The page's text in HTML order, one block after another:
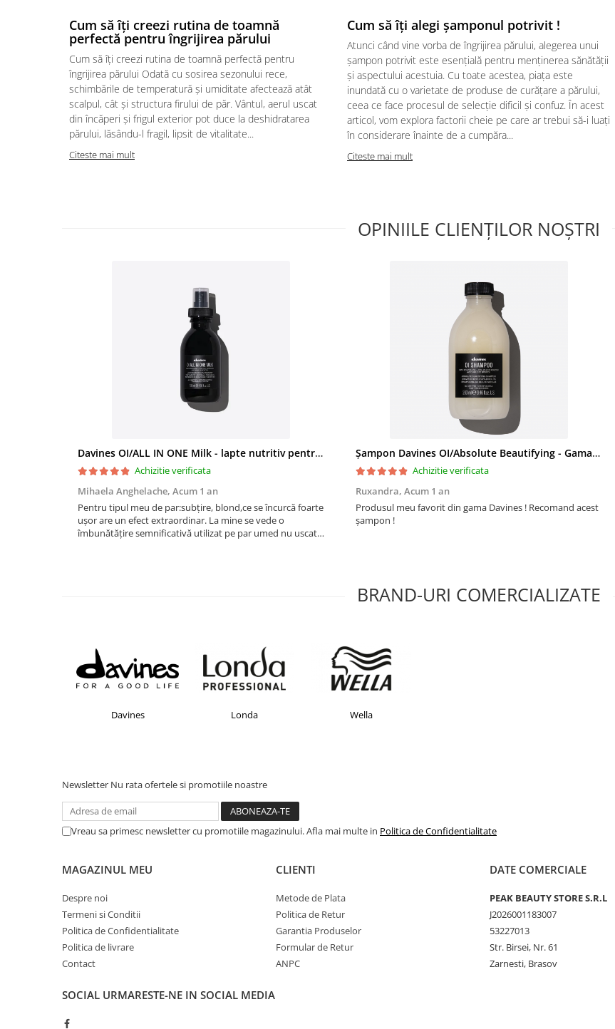
Cum să îți creezi rutina de toamnă
perfectă pentru îngrijirea părului
Cum să îți creezi rutina de toamnă perfectă pentru
îngrijirea părului Odată cu sosirea sezonului rece,
schimbările de temperatură și umiditate afectează atât
scalpul, cât și structura firului de păr. Vântul, aerul uscat
din încăperi și frigul exterior pot duce la deshidratarea
părului, lăsându-l fragil, lipsit de vitalitate...
Citeste mai mult
Cum să îți alegi șamponul potrivit !
Atunci când vine vorba de îngrijirea părului, alegerea unui
șampon potrivit este esențială pentru menținerea sănătății
și aspectului acestuia. Cu toate acestea, piața este
inundată cu o varietate de produse de curățare a părului,
ceea ce face procesul de selecție dificil și confuz. În acest
articol, vom explora factorii cheie pe care ar trebui să-i luați
în considerare înainte de a cumpăra...
Citeste mai mult
OPINIILE CLIENȚILOR NOȘTRI
Davines OI/ALL IN ONE Milk - lapte nutritiv pentru păr
Achizitie verificata
Mihaela Anghelache, Acum 1 an
Pentru tipul meu de par:subțire, blond,ce se încurcă foarte
ușor are un efect extraordinar. La mine se vede o
îmbunătățire semnificativă utilizat pe par umed nu uscat.
Șampon Davines OI/Absolute Beautifying - Gama cu ulei esențial de roucou
Achizitie verificata
Ruxandra, Acum 1 an
Produsul meu favorit din gama Davines ! Recomand acest
șampon !
BRAND-URI COMERCIALIZATE
Davines Londa Wella
Newsletter Nu rata ofertele si promotiile noastre
Vreau sa primesc newsletter cu promotiile magazinului. Afla mai multe in Politica de Confidentialitate
MAGAZINUL MEU
Despre noi
Termeni si Conditii
Politica de Confidentialitate
Politica de livrare
Contact
CLIENTI
Metode de Plata
Politica de Retur
Garantia Produselor
Formular de Retur
ANPC
DATE COMERCIALE
PEAK BEAUTY STORE S.R.L
J2026001183007
53227013
Str. Birsei, Nr. 61
Zarnesti, Brasov
SOCIAL URMARESTE-NE IN SOCIAL MEDIA